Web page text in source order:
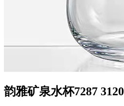
韵雅矿泉水杯7287 3120